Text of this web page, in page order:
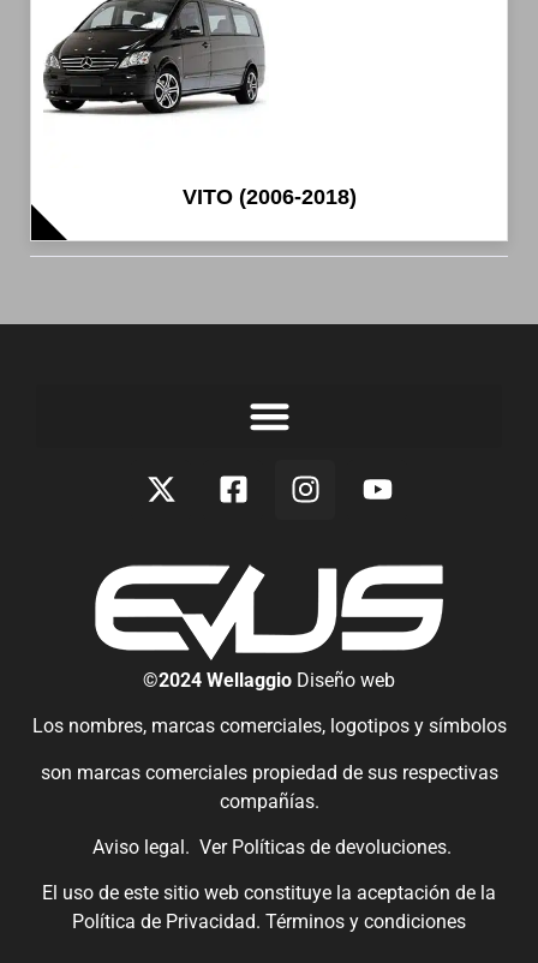
VITO (2006-2018)
©2024 Wellaggio Diseño web
Los nombres, marcas comerciales, logotipos y símbolos
son marcas comerciales propiedad de sus respectivas
compañías.
Aviso legal. Ver Políticas de devoluciones.
El uso de este sitio web constituye la aceptación de la
Política de Privacidad. Términos y condiciones